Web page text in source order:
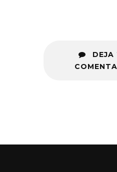
DEJA